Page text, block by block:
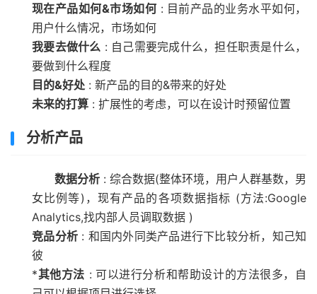
现在产品如何&市场如何 : 目前产品的业务水平如何，
用户什么情况，市场如何
我要去做什么 : 自己需要完成什么，担任职责是什么，
要做到什么程度
目的&好处 : 新产品的目的&带来的好处
未来的打算 : 扩展性的考虑，可以在设计时预留位置
分析产品
数据分析 : 综合数据(整体环境，用户人群基数，男
女比例等)，现有产品的各项数据指标 (方法:Google
Analytics,找内部人员调取数据 )
竞品分析 : 和国内外同类产品进行下比较分析，知己知
彼
*其他方法 : 可以进行分析和帮助设计的方法很多，自